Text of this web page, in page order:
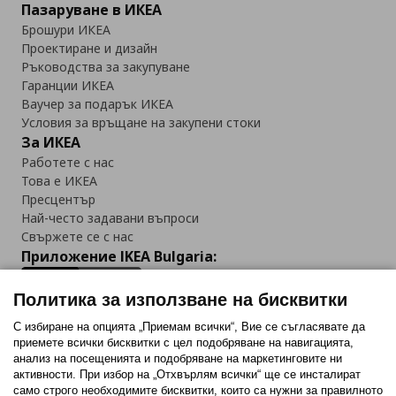
Пазаруване в ИКЕА
Брошури ИКЕА
Проектиране и дизайн
Ръководства за закупуване
Гаранции ИКЕА
Ваучер за подарък ИКЕА
Условия за връщане на закупени стоки
За ИКЕА
Работете с нас
Това е ИКЕА
Пресцентър
Най-често задавани въпроси
Свържете се с нас
Приложение IKEA Bulgaria:
Последвайте ни:
FacebookTwitterYoutubePinterestInstagram
Политика за използване на бисквитки
С избиране на опцията „Приемам всички“, Вие се съгласявате да
приемете всички бисквитки с цел подобряване на навигацията,
анализ на посещенията и подобряване на маркетинговите ни
активности. При избор на „Отхвърлям всички“ ще се инсталират
само строго необходимитe бисквитки, които са нужни за правилното